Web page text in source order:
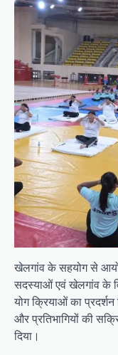
खेलगांव के सहयोग से
सदस्याओं एवं खेलगांव के
योग क्रियाओं का प्रदर्शन
और प्रतिभागियों की
दिया।